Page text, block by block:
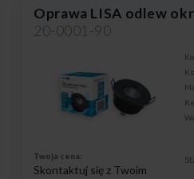
Oprawa LISA odlew
20-0001-90
Twoja cena:
Skontaktuj się z Twoim